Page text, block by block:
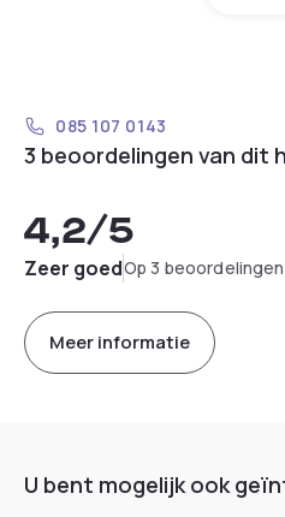
085 107 0143
3 beoordelingen van dit
4,2/5
Zeer goedOp 3 beoordelingen
Meer informatie
U bent mogelijk ook